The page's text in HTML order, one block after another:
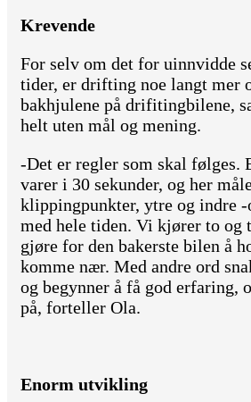
Krevende
For selv om det for uinnvidde
tider, er drifting noe langt mer
bakhjulene på drifitingbilene,
helt uten mål og mening.
-Det er regler som skal følges.
varer i 30 sekunder, og her
klippingpunkter, ytre og indre
med hele tiden. Vi kjører to og
gjøre for den bakerste bilen å
komme nær. Med andre ord
og begynner å få god erfaring,
på, forteller Ola.
Enorm utvikling